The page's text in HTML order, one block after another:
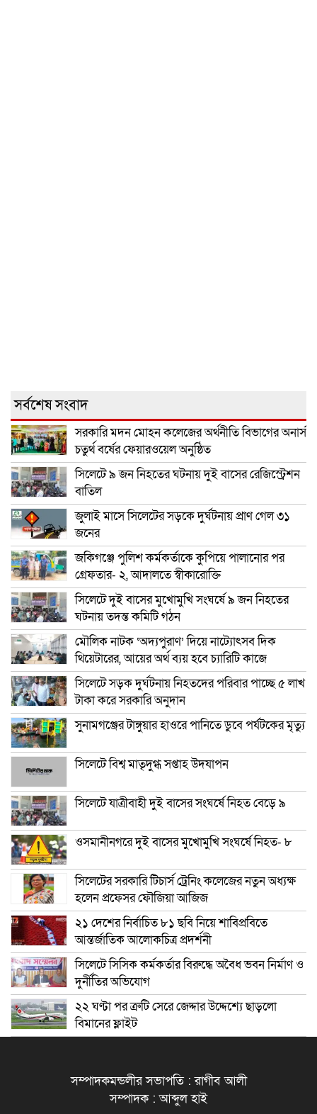
সর্বশেষ সংবাদ
সরকারি মদন মোহন কলেজের অর্থনীতি বিভাগের অনার্স
চতুর্থ বর্ষের ফেয়ারওয়েল অনুষ্ঠিত
সিলেটে ৯ জন নিহতের ঘটনায় দুই বাসের রেজিস্ট্রেশন
বাতিল
জুলাই মাসে সিলেটের সড়কে দুর্ঘটনায় প্রাণ গেল ৩১
জনের
জকিগঞ্জে পুলিশ কর্মকর্তাকে কুপিয়ে পালানোর পর
গ্রেফতার- ২, আদালতে স্বীকারোক্তি
সিলেটে দুই বাসের মুখোমুখি সংঘর্ষে ৯ জন নিহতের
ঘটনায় তদন্ত কমিটি গঠন
মৌলিক নাটক ‘অদ্যপুরাণ’ দিয়ে নাট্যোৎসব দিক
থিয়েটারের, আয়ের অর্থ ব্যয় হবে চ্যারিটি কাজে
সিলেটে সড়ক দুর্ঘটনায় নিহতদের পরিবার পাচ্ছে ৫ লাখ
টাকা করে সরকারি অনুদান
সুনামগঞ্জের টাঙ্গুয়ার হাওরে পানিতে ডুবে পর্যটকের মৃত্যু
সিলেটে বিশ্ব মাতৃদুগ্ধ সপ্তাহ উদযাপন
সিলেটে যাত্রীবাহী দুই বাসের সংঘর্ষে নিহত বেড়ে ৯
ওসমানীনগরে দুই বাসের মুখোমুখি সংঘর্ষে নিহত- ৮
সিলেটের সরকারি টিচার্স ট্রেনিং কলেজের নতুন অধ্যক্ষ
হলেন প্রফেসর ফৌজিয়া আজিজ
২১ দেশের নির্বাচিত ৮১ ছবি নিয়ে শাবিপ্রবিতে
আন্তর্জাতিক আলোকচিত্র প্রদর্শনী
সিলেটে সিসিক কর্মকর্তার বিরুদ্ধে অবৈধ ভবন নির্মাণ ও
দুর্নীতির অভিযোগ
২২ ঘণ্টা পর ত্রুটি সেরে জেদ্দার উদ্দেশ্যে ছাড়লো
বিমানের ফ্লাইট
সম্পাদকমন্ডলীর সভাপতি : রাগীব আলী
সম্পাদক : আব্দুল হাই